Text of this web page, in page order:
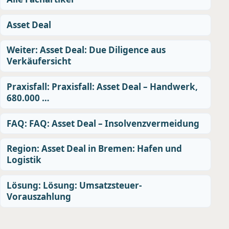
Asset Deal
Weiter: Asset Deal: Due Diligence aus
Verkäufersicht
Praxisfall: Praxisfall: Asset Deal – Handwerk,
680.000 …
FAQ: FAQ: Asset Deal – Insolvenzvermeidung
Region: Asset Deal in Bremen: Hafen und
Logistik
Lösung: Lösung: Umsatzsteuer-
Vorauszahlung